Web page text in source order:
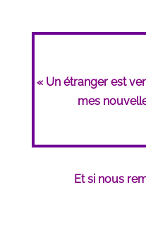
« Un étranger est
mes
Et si nous